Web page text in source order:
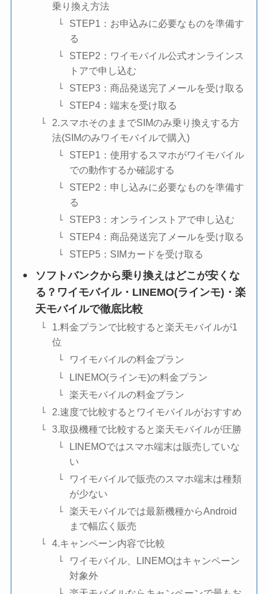
乗り換え方法
STEP1：お申込みに必要なものを準備す
る
STEP2：ワイモバイル公式オンラインス
トアで申し込む
STEP3：商品発送完了メールを受け取る
STEP4：端末を受け取る
2.スマホそのままでSIMのみ乗り換えする方
法(SIMのみワイモバイルで購入)
STEP1：使用するスマホがワイモバイル
での動作するか確認する
STEP2：申し込みに必要なものを準備す
る
STEP3：オンラインストアで申し込む
STEP4：商品発送完了メールを受け取る
STEP5：SIMカードを受け取る
ソフトバンクから乗り換えはどこが安くな
る？ワイモバイル・LINEMO(ラインモ)・楽
天モバイルで徹底比較
1.料金プランで比較すると楽天モバイルが1
位
ワイモバイルの料金プラン
LINEMO(ラインモ)の料金プラン
楽天モバイルの料金プラン
2.速度で比較するとワイモバイルがおすすめ
3.取扱機種で比較すると楽天モバイルが圧勝
LINEMOではスマホ端末は販売していな
い
ワイモバイルで販売のスマホ端末は種類
が少ない
楽天モバイルでは最新機種からAndroid
まで幅広く販売
4.キャンペーン内容で比較
ワイモバイル、LINEMOはキャンペーン
対象外